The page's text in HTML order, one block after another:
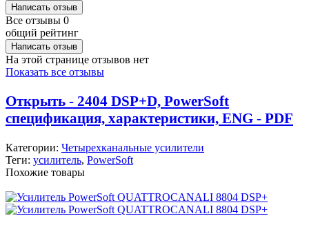
Написать отзыв
Все отзывы 0
общий рейтинг
Написать отзыв
На этой странице отзывов нет
Показать все отзывы
Открыть - 2404 DSP+D, PowerSoft
спецификация, характеристики, ENG - PDF
Категории: Четырехканальные усилители
Теги: усилитель, PowerSoft
Похожие товары